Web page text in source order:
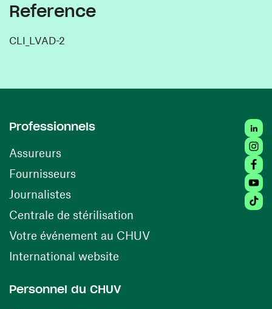
Reference
CLI_LVAD-2
Professionnels
Assureurs
Fournisseurs(opens in a new window)
Journalistes
Centrale de stérilisation (opens in a new window)
Votre événement au CHUV(opens in a new
International website
Personnel du CHUV